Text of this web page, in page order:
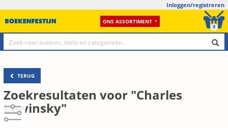
Inloggen/registreren
ONS ASSORTIMENT
0
TERUG
Zoekresultaten voor "Charles
Lewinsky"